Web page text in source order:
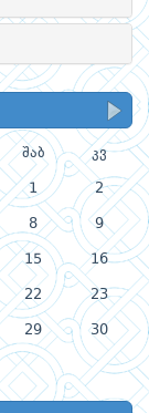
შაბ კვ
1 2
8 9
15 16
22 23
29 30